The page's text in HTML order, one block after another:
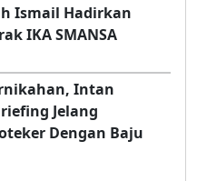
Ismail Hadirkan
IKA SMANSA
Intan
Jelang
Dengan Baju